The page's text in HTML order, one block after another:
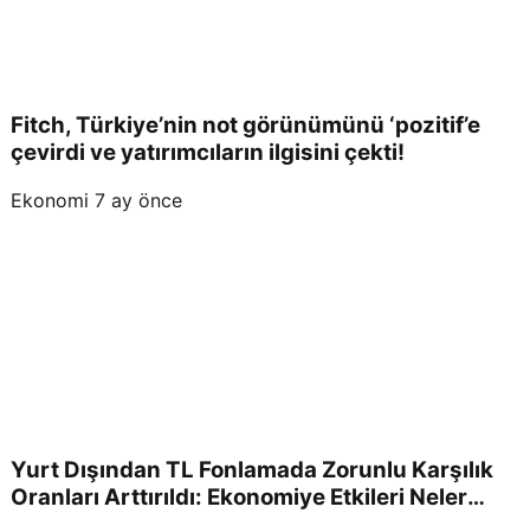
Fitch, Türkiye’nin not görünümünü ‘pozitif’e
çevirdi ve yatırımcıların ilgisini çekti!
Ekonomi 7 ay önce
Yurt Dışından TL Fonlamada Zorunlu Karşılık
Oranları Arttırıldı: Ekonomiye Etkileri Neler